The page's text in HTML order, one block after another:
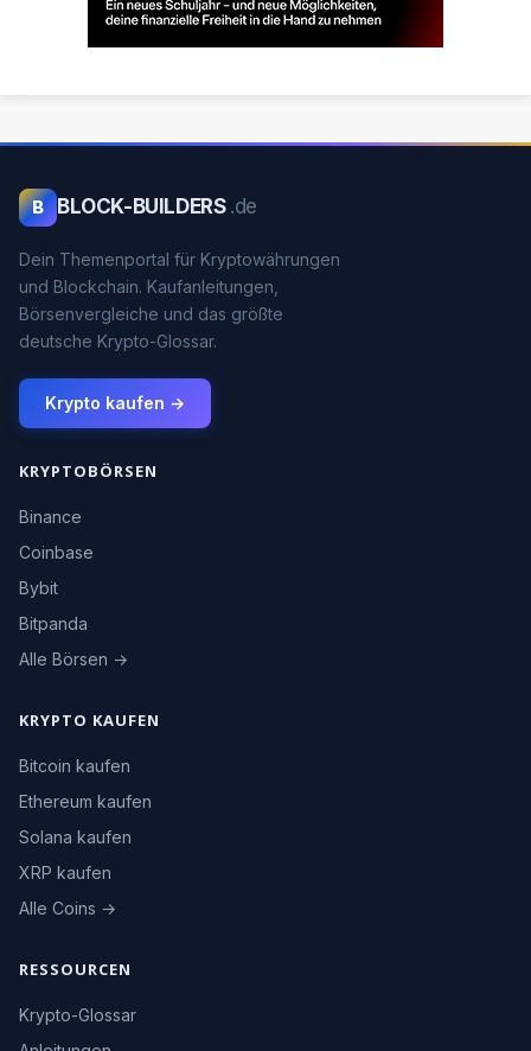
B BLOCK-BUILDERS .de
Dein Themenportal für Kryptowährungen
und Blockchain. Kaufanleitungen,
Börsenvergleiche und das größte
deutsche Krypto-Glossar.
Krypto kaufen →
KRYPTOBÖRSEN
Binance
Coinbase
Bybit
Bitpanda
Alle Börsen →
KRYPTO KAUFEN
Bitcoin kaufen
Ethereum kaufen
Solana kaufen
XRP kaufen
Alle Coins →
RESSOURCEN
Krypto-Glossar